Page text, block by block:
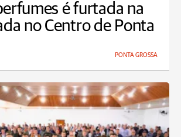
é furtada na
no Centro de Ponta
PONTA GROSSA